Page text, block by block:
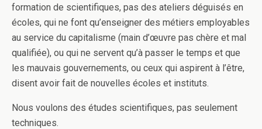
formation de scientifiques, pas des ateliers déguisés en
écoles, qui ne font qu’enseigner des métiers employables
au service du capitalisme (main d’œuvre pas chère et mal
qualifiée), ou qui ne servent qu’à passer le temps et que
les mauvais gouvernements, ou ceux qui aspirent à l’être,
disent avoir fait de nouvelles écoles et instituts.
Nous voulons des études scientifiques, pas seulement
techniques.